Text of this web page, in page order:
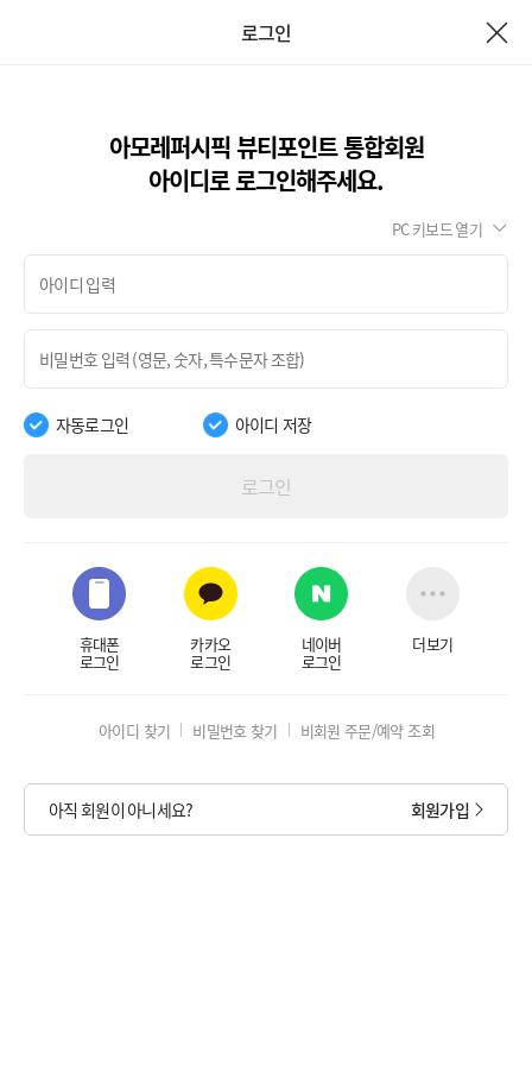
로그인
아모레퍼시픽 뷰티포인트 통합회원
아이디로 로그인해주세요.
PC 키보드 열기
자동로그인 아이디 저장
로그인
휴대폰
로그인
카카오
로그인
네이버
로그인
더보기
아이디 찾기 비밀번호 찾기 비회원 주문/예약 조회
아직 회원이 아니세요? 회원가입